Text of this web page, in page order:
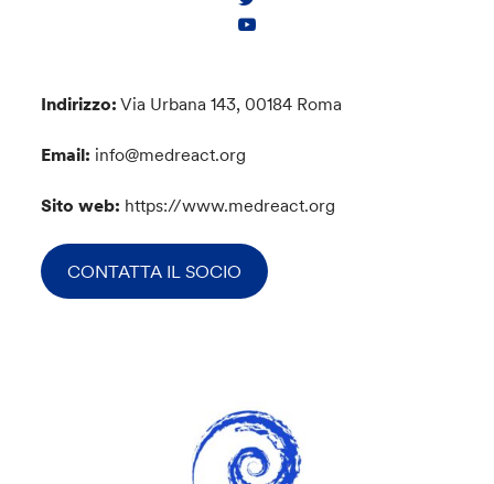
Indirizzo: Via Urbana 143, 00184 Roma
Email: info@medreact.org
Sito web: https://www.medreact.org
CONTATTA IL SOCIO